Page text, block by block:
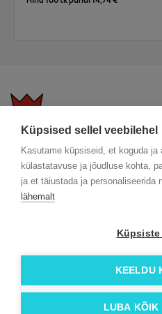
Küpsised sellel veebilehel
Kasutame küpsiseid, et koguda ja
külastatavuse ja jõudluse kohta,
ja et täiustada ja personaliseerida
lähemalt
Küpsiste
KEELDU
LUBA KÕIK
KKK
Trükitehnikad
Meist lähemalt
ÖKO
Facebook
© 2026 Roi OÜ | Kõik õigused on